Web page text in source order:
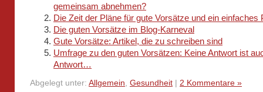
gemeinsam abnehmen?
Die Zeit der Pläne für gute Vorsätze und ein einfaches
Die guten Vorsätze im Blog-Karneval
Gute Vorsätze: Artikel, die zu schreiben sind
Umfrage zu den guten Vorsätzen: Keine Antwort ist
Antwort…
Abgelegt unter: Allgemein, Gesundheit 2 Kommentare »